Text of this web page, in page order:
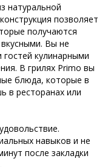
натуральной
позволяет
получаются
Вы не
гостей кулинарными
В грилях Primo вы
блюда, которые в
в ресторанах или
навыков и не
после закладки